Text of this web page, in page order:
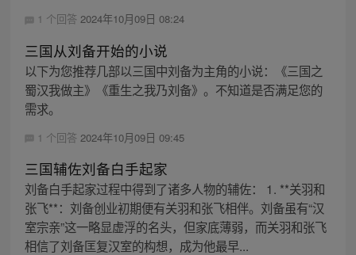
1 个回答 2024年10月09日 08:24
三国从刘备开始的小说
以下为您推荐几部以三国中刘备为主角的小说：《三国之
蜀汉我做主》《重生之我乃刘备》。不知道是否满足您的
需求。
1 个回答 2024年10月09日 09:45
三国辅佐刘备白手起家
刘备白手起家过程中得到了诸多人物的辅佐： 1. **关羽和
张飞**：刘备创业初期便有关羽和张飞相伴。刘备虽有“汉
室宗亲”这一略显虚浮的名头，但家底薄弱，而关羽和张飞
相信了刘备匡复汉室的构想，成为他最早...